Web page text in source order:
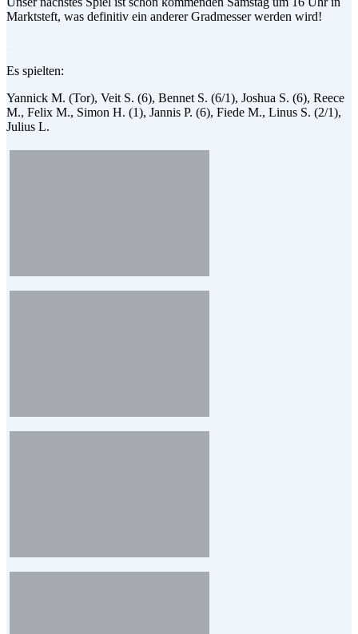
Marktsteft, was definitiv ein anderer Gradmesser werden wird!
Es spielten:
Yannick M. (Tor), Veit S. (6), Bennet S. (6/1), Joshua S. (6), Reece
M., Felix M., Simon H. (1), Jannis P. (6), Fiede M., Linus S. (2/1),
Julius L.